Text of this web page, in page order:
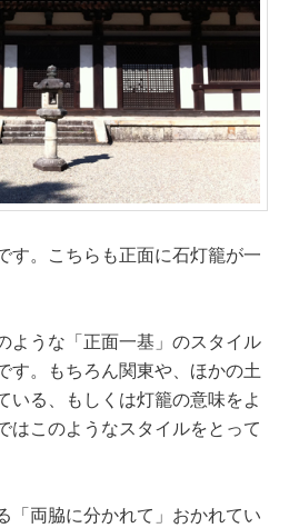
す。こちらも正面に石灯籠が一
ような「正面一基」のスタイル
す。もちろん関東や、ほかの土
いる、もしくは灯籠の意味をよ
はこのようなスタイルをとって
「両脇に分かれて」おかれてい